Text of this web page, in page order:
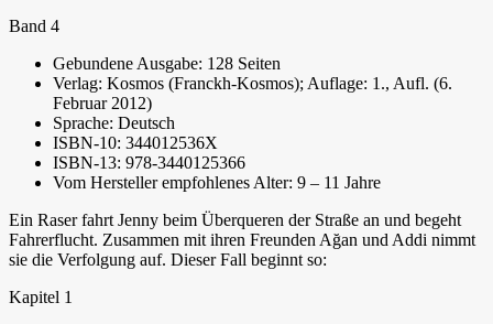
Band 4
Gebundene Ausgabe: 128 Seiten
Verlag: Kosmos (Franckh-Kosmos); Auflage: 1., Aufl. (6.
Februar 2012)
Sprache: Deutsch
ISBN-10: 344012536X
ISBN-13: 978-3440125366
Vom Hersteller empfohlenes Alter: 9 – 11 Jahre
Ein Raser fahrt Jenny beim Überqueren der Straße an und begeht
Fahrerflucht. Zusammen mit ihren Freunden Ağan und Addi nimmt
sie die Verfolgung auf. Dieser Fall beginnt so:
Kapitel 1